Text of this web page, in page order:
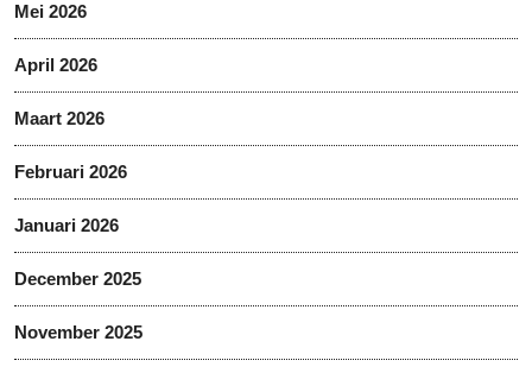
Mei 2026
April 2026
Maart 2026
Februari 2026
Januari 2026
December 2025
November 2025